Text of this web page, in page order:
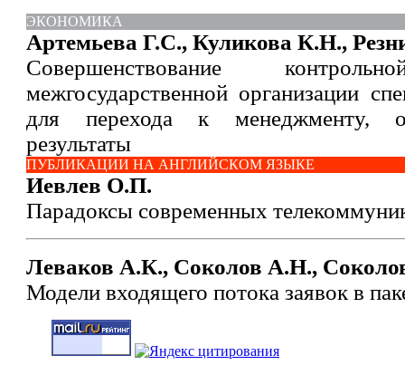
ЭКОНОМИКА
Артемьева Г.С., Куликова К.Н.,
Совершенствование
межгосударственной организации
для перехода к менеджменту,
результаты
ПУБЛИКАЦИИ НА АНГЛИЙСКОМ ЯЗЫКЕ
Иевлев О.П.
Парадоксы современных
Леваков А.К., Соколов А.Н.,
Модели входящего потока заявок в